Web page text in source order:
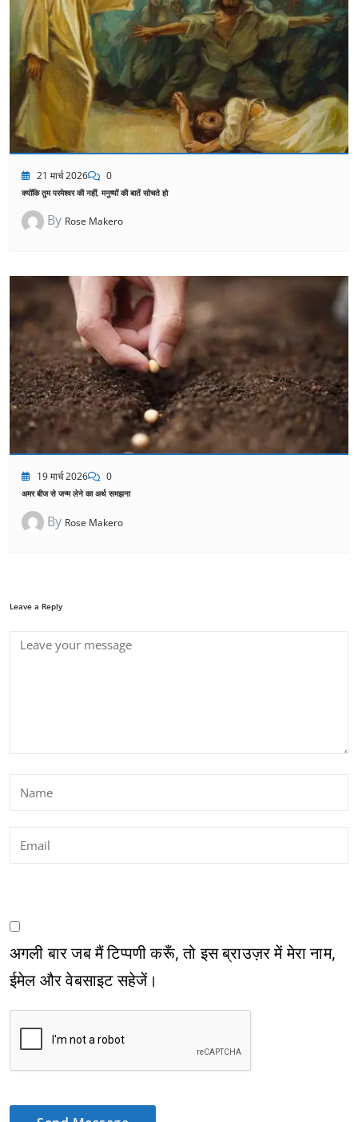
21 मार्च 2026 0
क्योंकि तुम परमेश्वर की नहीं, मनुष्यों की बातें सोचते हो
By Rose Makero
19 मार्च 2026 0
अमर बीज से जन्म लेने का अर्थ समझना
By Rose Makero
Leave a Reply
अगली बार जब मैं टिप्पणी करूँ, तो इस ब्राउज़र में मेरा नाम,
ईमेल और वेबसाइट सहेजें।